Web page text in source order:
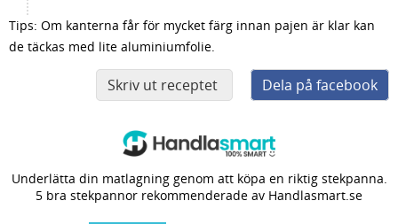
Tips: Om kanterna får för mycket färg innan pajen är klar kan
de täckas med lite aluminiumfolie.
Skriv ut receptet Dela på facebook
Underlätta din matlagning genom att köpa en riktig stekpanna.
5 bra stekpannor rekommenderade av Handlasmart.se